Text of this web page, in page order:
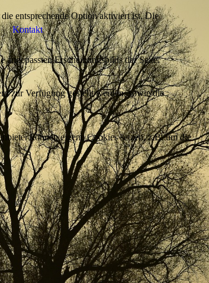
Kontakt
entsprechende Option aktiviert ist. Die
Erscheinungsbilds der Seite.
zur Verfügung gestellt werden, sowie die
können eigene Cookies setzen, z.B. um die